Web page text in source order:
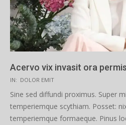
Acervo vix invasit ora
2019-
05-
10
IN: DOLOR EMIT
Sine sed diffundi proximus. Super
temperiemque scythiam. Posset:
temperiemque formaeque. Pinus